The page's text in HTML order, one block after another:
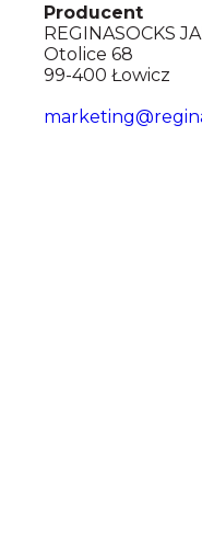
Producent
REGINASOCKS
Otolice 68
99-400 Łowicz